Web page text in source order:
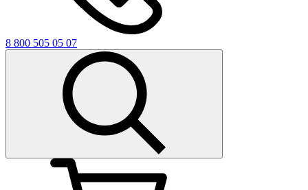
8 800 505 05 07